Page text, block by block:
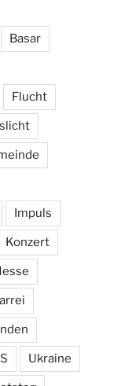
Basar
Flucht
Impuls
Konzert
Ukraine